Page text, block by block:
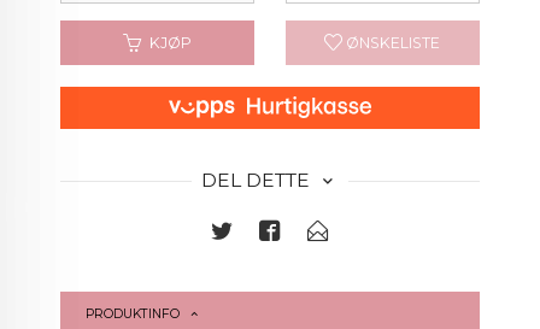
KJØP ØNSKELISTE
DEL DETTE
PRODUKTINFO